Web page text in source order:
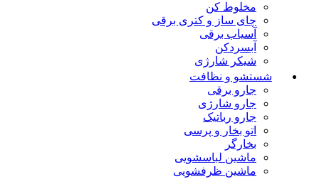
مخلوط کن
چای ساز و کتری برقی
آسیاب برقی
آبسردکن
شیکر شارژی
شستشو و نظافت
جارو برقی
جارو شارژی
جارو رباتیک
اتو بخار و پرسی
بخارگر
ماشین لباسشویی
ماشین ظرفشویی